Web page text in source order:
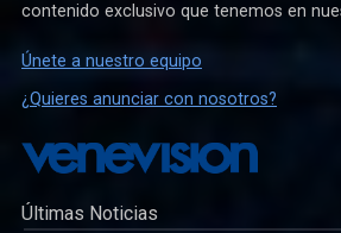
contenido exclusivo que tenemos en
Únete a nuestro equipo
¿Quieres anunciar con nosotros?
Últimas Noticias